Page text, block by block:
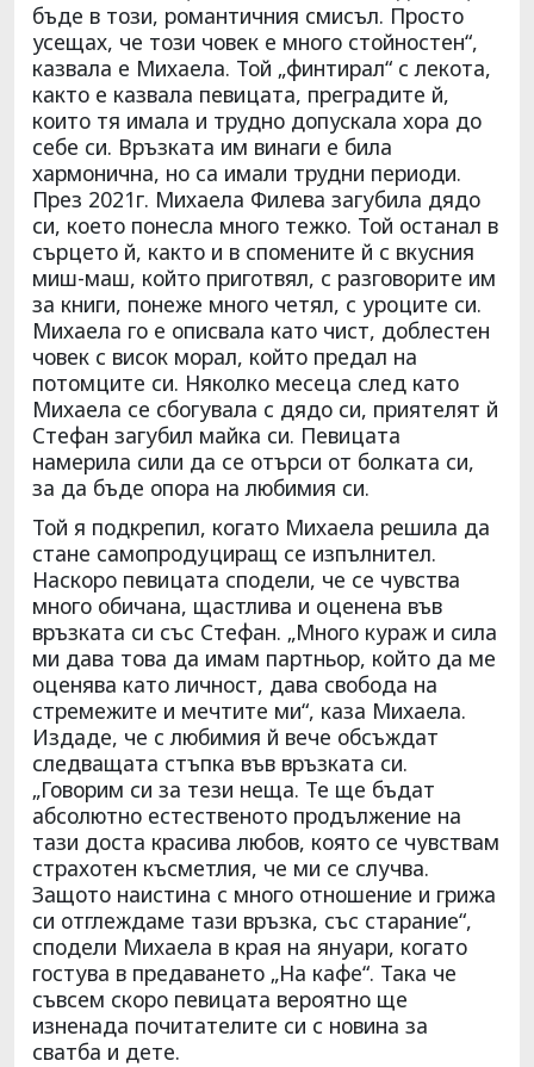
бъде в този, романтичния смисъл. Просто
усещах, че този човек е много стойностен“,
казвала е Михаела. Той „финтирал“ с лекота,
както е казвала певицата, преградите й,
които тя имала и трудно допускала хора до
себе си. Връзката им винаги е била
хармонична, но са имали трудни периоди.
През 2021г. Михаела Филева загубила дядо
си, което понесла много тежко. Той останал в
сърцето й, както и в спомените й с вкусния
миш-маш, който приготвял, с разговорите им
за книги, понеже много четял, с уроците си.
Михаела го е описвала като чист, доблестен
човек с висок морал, който предал на
потомците си. Няколко месеца след като
Михаела се сбогувала с дядо си, приятелят й
Стефан загубил майка си. Певицата
намерила сили да се отърси от болката си,
за да бъде опора на любимия си.
Той я подкрепил, когато Михаела решила да
стане самопродуциращ се изпълнител.
Наскоро певицата сподели, че се чувства
много обичана, щастлива и оценена във
връзката си със Стефан. „Много кураж и сила
ми дава това да имам партньор, който да ме
оценява като личност, дава свобода на
стремежите и мечтите ми“, каза Михаела.
Издаде, че с любимия й вече обсъждат
следващата стъпка във връзката си.
„Говорим си за тези неща. Те ще бъдат
абсолютно естественото продължение на
тази доста красива любов, която се чувствам
страхотен късметлия, че ми се случва.
Защото наистина с много отношение и грижа
си отглеждаме тази връзка, със старание“,
сподели Михаела в края на януари, когато
гостува в предаването „На кафе“. Така че
съвсем скоро певицата вероятно ще
изненада почитателите си с новина за
сватба и дете.